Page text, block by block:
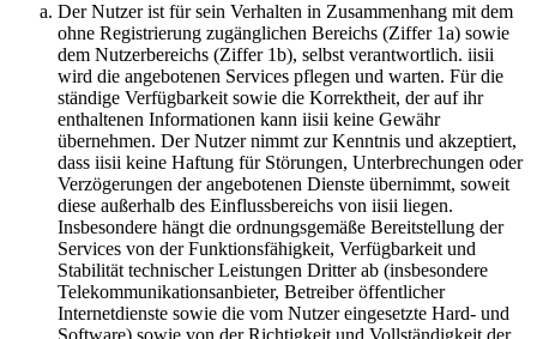
Der Nutzer ist für sein Verhalten in Zusammenhang mit dem
ohne Registrierung zugänglichen Bereichs (Ziffer 1a) sowie
dem Nutzerbereichs (Ziffer 1b), selbst verantwortlich. iisii
wird die angebotenen Services pflegen und warten. Für die
ständige Verfügbarkeit sowie die Korrektheit, der auf ihr
enthaltenen Informationen kann iisii keine Gewähr
übernehmen. Der Nutzer nimmt zur Kenntnis und akzeptiert,
dass iisii keine Haftung für Störungen, Unterbrechungen oder
Verzögerungen der angebotenen Dienste übernimmt, soweit
diese außerhalb des Einflussbereichs von iisii liegen.
Insbesondere hängt die ordnungsgemäße Bereitstellung der
Services von der Funktionsfähigkeit, Verfügbarkeit und
Stabilität technischer Leistungen Dritter ab (insbesondere
Telekommunikationsanbieter, Betreiber öffentlicher
Internetdienste sowie die vom Nutzer eingesetzte Hard- und